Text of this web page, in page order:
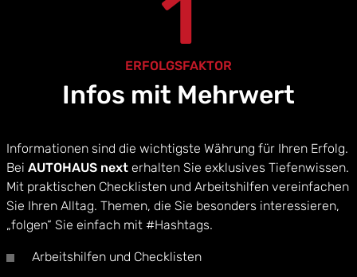
ERFOLGSFAKTOR
Infos mit Mehrwert
Informationen sind die wichtigste Währung für Ihren Erfolg.
Bei AUTOHAUS next erhalten Sie exklusives Tiefenwissen.
Mit praktischen Checklisten und Arbeitshilfen vereinfachen
Sie Ihren Alltag. Themen, die Sie besonders interessieren,
„folgen“ Sie einfach mit #Hashtags.
Arbeitshilfen und Checklisten